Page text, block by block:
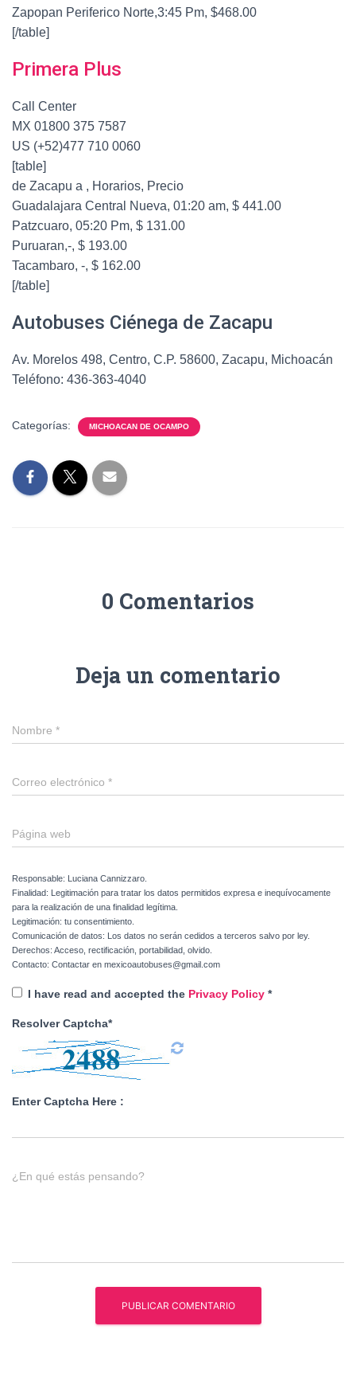
Zapopan Periferico Norte,3:45 Pm, $468.00
[/table]
Primera Plus
Call Center
MX 01800 375 7587
US (+52)477 710 0060
[table]
de Zacapu a , Horarios, Precio
Guadalajara Central Nueva, 01:20 am, $ 441.00
Patzcuaro, 05:20 Pm, $ 131.00
Puruaran,-, $ 193.00
Tacambaro, -, $ 162.00
[/table]
Autobuses Ciénega de Zacapu
Av. Morelos 498, Centro, C.P. 58600, Zacapu, Michoacán
Teléfono: 436-363-4040
Categorías: MICHOACAN DE OCAMPO
0 Comentarios
Deja un comentario
Nombre *
Correo electrónico *
Página web
Responsable: Luciana Cannizzaro.
Finalidad: Legitimación para tratar los datos permitidos expresa e inequívocamente
para la realización de una finalidad legítima.
Legitimación: tu consentimiento.
Comunicación de datos: Los datos no serán cedidos a terceros salvo por ley.
Derechos: Acceso, rectificación, portabilidad, olvido.
Contacto: Contactar en mexicoautobuses@gmail.com
I have read and accepted the Privacy Policy *
Resolver Captcha*
Enter Captcha Here :
¿En qué estás pensando?